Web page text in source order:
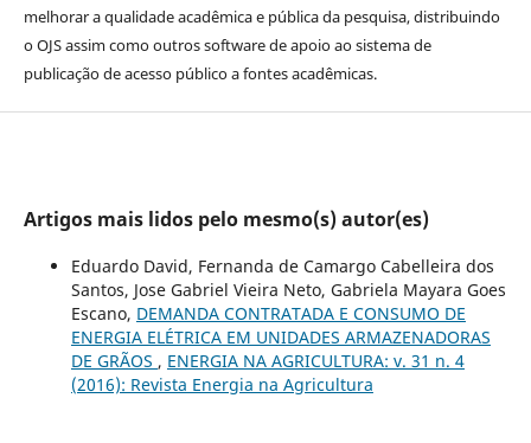
melhorar a qualidade acadêmica e pública da pesquisa, distribuindo
o OJS assim como outros software de apoio ao sistema de
publicação de acesso público a fontes acadêmicas.
Artigos mais lidos pelo mesmo(s) autor(es)
Eduardo David, Fernanda de Camargo Cabelleira dos
Santos, Jose Gabriel Vieira Neto, Gabriela Mayara Goes
Escano, DEMANDA CONTRATADA E CONSUMO DE
ENERGIA ELÉTRICA EM UNIDADES ARMAZENADORAS
DE GRÃOS , ENERGIA NA AGRICULTURA: v. 31 n. 4
(2016): Revista Energia na Agricultura